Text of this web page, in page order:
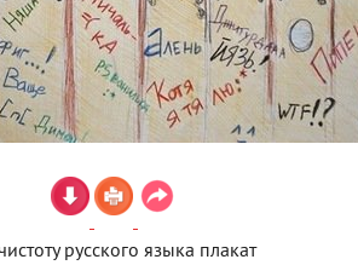
русского языка плакат